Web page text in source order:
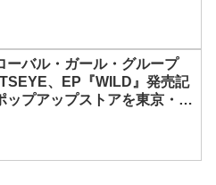
ーバル・ガール・グループ
、EP『WILD』発売記
ップアップストアを東京・原